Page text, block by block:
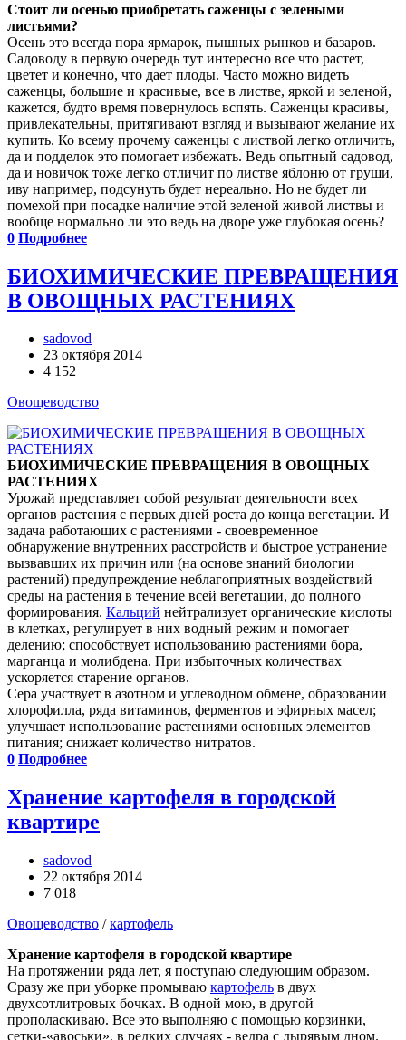
Стоит ли осенью приобретать саженцы с зелеными
листьями?
Осень это всегда пора ярмарок, пышных рынков и базаров.
Садоводу в первую очередь тут интересно все что растет,
цветет и конечно, что дает плоды. Часто можно видеть
саженцы, большие и красивые, все в листве, яркой и зеленой,
кажется, будто время повернулось вспять. Саженцы красивы,
привлекательны, притягивают взгляд и вызывают желание их
купить. Ко всему прочему саженцы с листвой легко отличить,
да и подделок это помогает избежать. Ведь опытный садовод,
да и новичок тоже легко отличит по листве яблоню от груши,
иву например, подсунуть будет нереально. Но не будет ли
помехой при посадке наличие этой зеленой живой листвы и
вообще нормально ли это ведь на дворе уже глубокая осень?
0 Подробнее
БИОХИМИЧЕСКИЕ ПРЕВРАЩЕНИЯ
В ОВОЩНЫХ РАСТЕНИЯХ
sadovod
23 октября 2014
4 152
Овощеводство
БИОХИМИЧЕСКИЕ ПРЕВРАЩЕНИЯ В ОВОЩНЫХ
РАСТЕНИЯХ
Урожай представляет собой результат деятельности всех
органов растения с первых дней роста до конца вегетации. И
задача работающих с растениями - своевременное
обнаружение внутренних расстройств и быстрое устранение
вызвавших их причин или (на основе знаний биологии
растений) предупреждение неблагоприятных воздействий
среды на растения в течение всей вегетации, до полного
формирования. Кальций нейтрализует органические кислоты
в клетках, регулирует в них водный режим и помогает
делению; способствует использованию растениями бора,
марганца и молибдена. При избыточных количествах
ускоряется старение органов.
Сера участвует в азотном и углеводном обмене, образовании
хлорофилла, ряда витаминов, ферментов и эфирных масел;
улучшает использование растениями основных элементов
питания; снижает количество нитратов.
0 Подробнее
Хранение картофеля в городской
квартире
sadovod
22 октября 2014
7 018
Овощеводство /картофель
Хранение картофеля в городской квартире
На протяжении ряда лет, я поступаю следующим образом.
Сразу же при уборке промываю картофель в двух
двухсотлитровых бочках. В одной мою, в другой
прополаскиваю. Все это выполняю с помощью корзинки,
сетки-«авоськи», в редких случаях - ведра с дырявым дном.